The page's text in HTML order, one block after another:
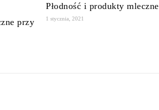
przy
Płodność i produkty mleczne
1 stycznia, 2021